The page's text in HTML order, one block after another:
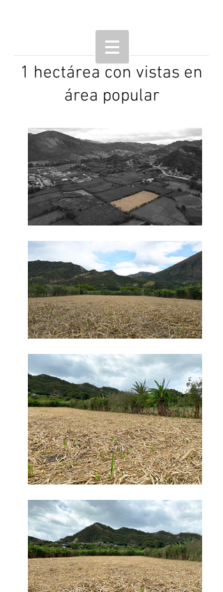
1 hectárea con vistas en
área popular